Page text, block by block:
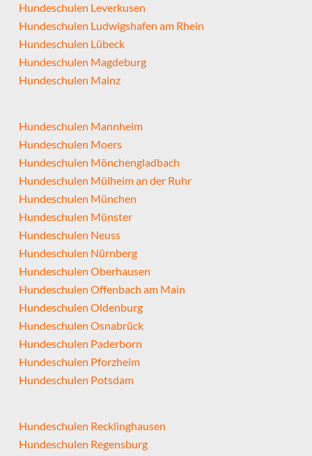
Hundeschulen Leverkusen
Hundeschulen Ludwigshafen am Rhein
Hundeschulen Lübeck
Hundeschulen Magdeburg
Hundeschulen Mainz
Hundeschulen Mannheim
Hundeschulen Moers
Hundeschulen Mönchengladbach
Hundeschulen Mülheim an der Ruhr
Hundeschulen München
Hundeschulen Münster
Hundeschulen Neuss
Hundeschulen Nürnberg
Hundeschulen Oberhausen
Hundeschulen Offenbach am Main
Hundeschulen Oldenburg
Hundeschulen Osnabrück
Hundeschulen Paderborn
Hundeschulen Pforzheim
Hundeschulen Potsdam
Hundeschulen Recklinghausen
Hundeschulen Regensburg